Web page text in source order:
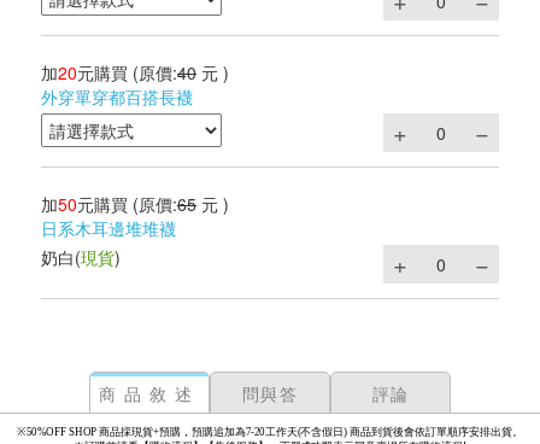
加20元購買 (原價:40 元 )
外穿單穿都百搭長襪
加50元購買 (原價:65 元 )
日系木耳邊堆堆襪
奶白(現貨)
商品敘述 問與答 評論